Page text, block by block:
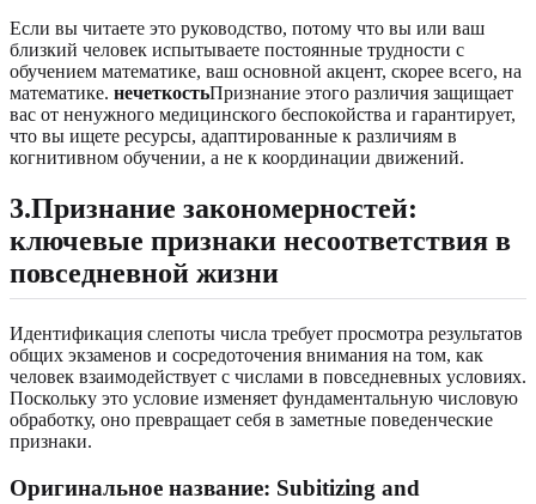
Если вы читаете это руководство, потому что вы или ваш
близкий человек испытываете постоянные трудности с
обучением математике, ваш основной акцент, скорее всего, на
математике. нечеткостьПризнание этого различия защищает
вас от ненужного медицинского беспокойства и гарантирует,
что вы ищете ресурсы, адаптированные к различиям в
когнитивном обучении, а не к координации движений.
3.Признание закономерностей:
ключевые признаки несоответствия в
повседневной жизни
Идентификация слепоты числа требует просмотра результатов
общих экзаменов и сосредоточения внимания на том, как
человек взаимодействует с числами в повседневных условиях.
Поскольку это условие изменяет фундаментальную числовую
обработку, оно превращает себя в заметные поведенческие
признаки.
Оригинальное название: Subitizing and